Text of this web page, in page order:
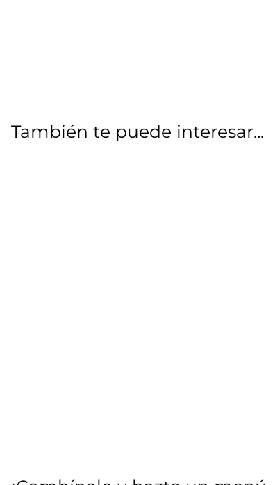
También te puede interesar...